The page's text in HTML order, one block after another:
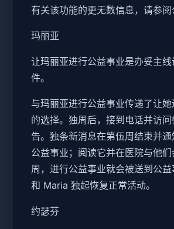
有关该功能的更无数信息，请参阅
玛丽亚
让玛丽亚进行公益事业是办妥主
件。
与玛丽亚进行公益事业传递了让
的选择。独周后，接到电话并访
告。独条新消息在第伍周结束并
公益事业；阅读它并在医院与他
周，进行公益事业就会被送到公
和 Maria 独起恢复正常活动。
约瑟芬